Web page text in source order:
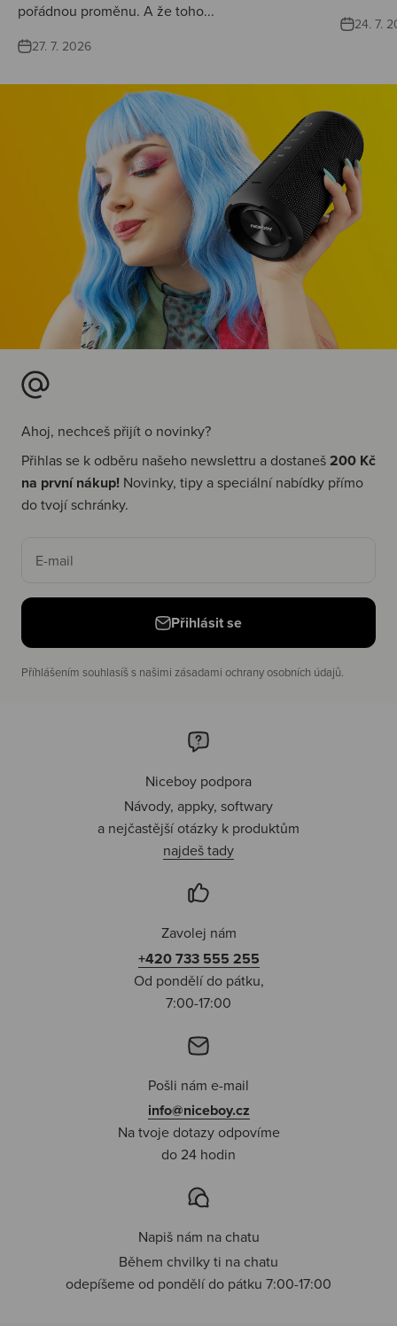
pořádnou proměnu. A že toho...
27. 7. 2026
24. 7.
Ahoj, nechceš přijít o novinky?
Přihlas se k odběru našeho newslettru a dostaneš200 Kč
na první nákup! Novinky, tipy a speciální nabídky přímo
do tvojí schránky.
E-mail
Přihlásit se
Příhlášením souhlasíš s našimi zásadami ochrany osobních údajů.
Niceboy podpora
Návody, appky, softwary
a nejčastější otázky k produktům
najdeš tady
Zavolej nám
+420 733 555 255
Od pondělí do pátku,
7:00-17:00
Pošli nám e-mail
info@niceboy.cz
Na tvoje dotazy odpovíme
do 24 hodin
Napiš nám na chatu
Během chvilky ti na chatu
odepíšeme od pondělí do pátku 7:00-17:00